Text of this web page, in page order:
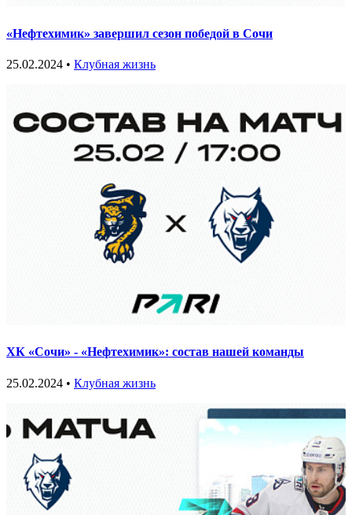
«Нефтехимик» завершил сезон победой в Сочи
25.02.2024 • Клубная жизнь
ХК «Сочи» - «Нефтехимик»: состав нашей команды
25.02.2024 • Клубная жизнь